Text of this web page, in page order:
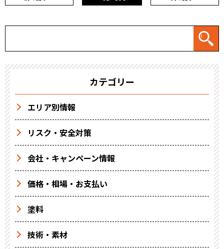
カテゴリー
エリア別情報
リスク・安全対策
会社・キャンペーン情報
価格・相場・お支払い
塗料
技術・素材